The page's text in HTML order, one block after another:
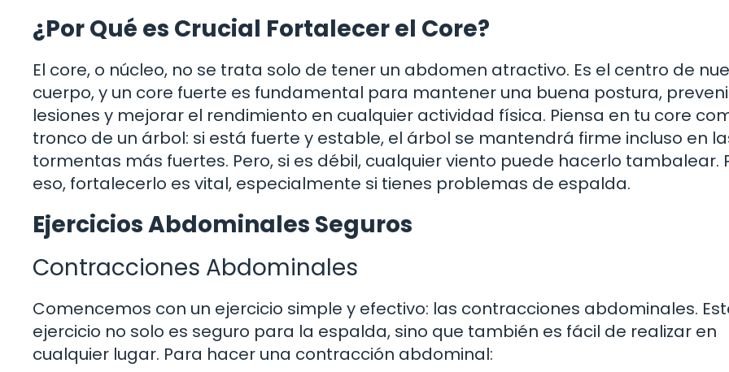
¿Por Qué es Crucial Fortalecer el Core?
El core, o núcleo, no se trata solo de tener un abdomen atractivo. Es el centro de
cuerpo, y un core fuerte es fundamental para mantener una buena postura,
lesiones y mejorar el rendimiento en cualquier actividad física. Piensa en tu core
tronco de un árbol: si está fuerte y estable, el árbol se mantendrá firme incluso en
tormentas más fuertes. Pero, si es débil, cualquier viento puede hacerlo tambalear.
eso, fortalecerlo es vital, especialmente si tienes problemas de espalda.
Ejercicios Abdominales Seguros
Contracciones Abdominales
Comencemos con un ejercicio simple y efectivo: las contracciones abdominales.
ejercicio no solo es seguro para la espalda, sino que también es fácil de realizar en
cualquier lugar. Para hacer una contracción abdominal: